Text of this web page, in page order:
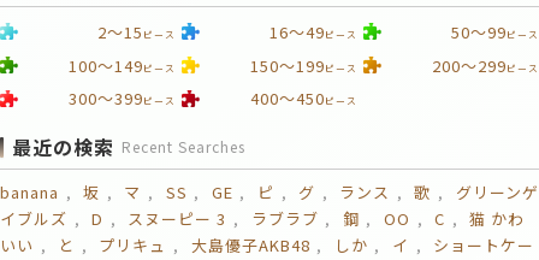
2～15 ピース 16～49ピース 50～99ピース
100～149ピース 150～199ピース 200～299ピース
300～399ピース 400～450ピース
最近の検索 Recent Searches
banana 坂 マ SS GE ピ グ ランス 歌
グリーンゲ
イブルズ
D スヌーピー 3 ラブラブ 鋼 OO C
猫 かわ
いい
と プリキュ 大島優子AKB48 しか イ ショートケー